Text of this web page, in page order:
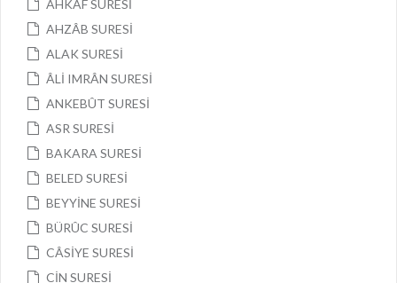
AHKAF SURESİ
AHZÂB SURESİ
ALAK SURESİ
ÂLİ IMRÂN SURESİ
ANKEBÛT SURESİ
ASR SURESİ
BAKARA SURESİ
BELED SURESİ
BEYYİNE SURESİ
BÜRÛC SURESİ
CÂSİYE SURESİ
CİN SURESİ